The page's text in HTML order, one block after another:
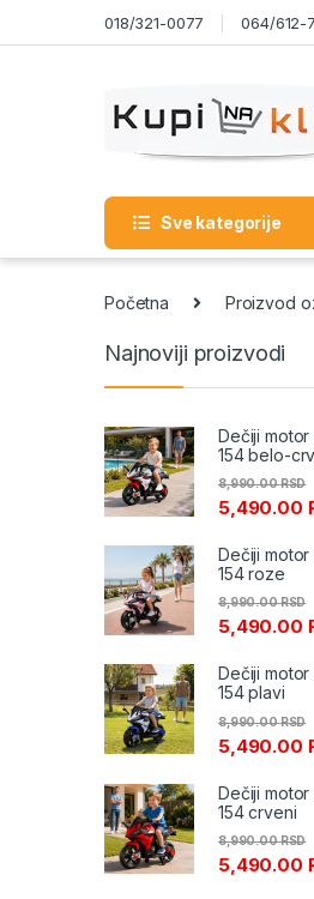
Skip to navigation018/321-0077 064/612-
Sve kategorije
Početna Proizvod
Najnoviji proizvodi
Dečiji motor
154 belo-
5,490.00
8,990.00RSD
Dečiji motor
154 roze
5,490.00
8,990.00RSD
Dečiji motor
154 plavi
5,490.00
8,990.00RSD
Dečiji motor
154 crveni
5,490.00
8,990.00RSD